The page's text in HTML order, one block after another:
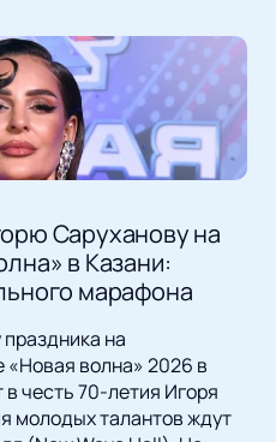
Саруханову на
в Казани:
марафона
на
волна» 2026 в
честь 70-летия Игоря
молодых талантов ждут